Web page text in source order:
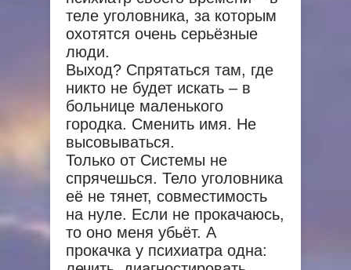
теле уголовника, за которым
охотятся очень серьёзные
люди.
Выход? Спрятаться там, где
никто не будет искать – в
больнице маленького
городка. Сменить имя. Не
высовываться.
Только от Системы не
спрячешься. Тело уголовника
её не тянет, совместимость
на нуле. Если не прокачаюсь,
то оно меня убьёт. А
прокачка у психиатра одна: